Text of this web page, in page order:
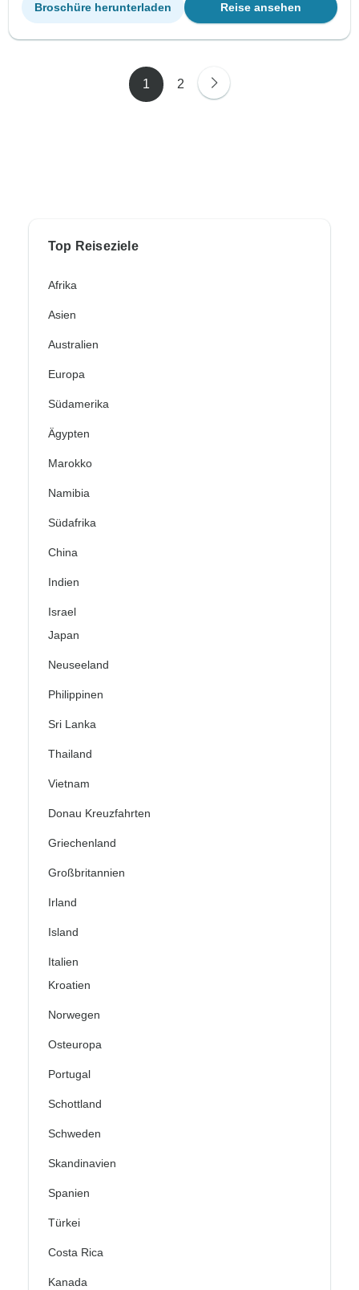
Reise ansehen
Broschüre herunterladen
1 2
Top Reiseziele
Afrika
Asien
Australien
Europa
Südamerika
Ägypten
Marokko
Namibia
Südafrika
China
Indien
Israel
Japan
Neuseeland
Philippinen
Sri Lanka
Thailand
Vietnam
Donau Kreuzfahrten
Griechenland
Großbritannien
Irland
Island
Italien
Kroatien
Norwegen
Osteuropa
Portugal
Schottland
Schweden
Skandinavien
Spanien
Türkei
Costa Rica
Kanada